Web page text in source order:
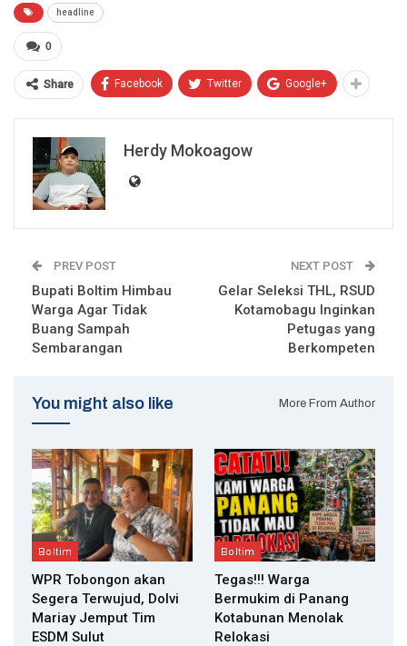
headline
0
Share Facebook Twitter Google+
Herdy Mokoagow
PREV POST
Bupati Boltim Himbau
Warga Agar Tidak
Buang Sampah
Sembarangan
NEXT POST
Gelar Seleksi THL, RSUD
Kotamobagu Inginkan
Petugas yang
Berkompeten
You might also like More From Author
Boltim
WPR Tobongon akan
Segera Terwujud, Dolvi
Mariay Jemput Tim
ESDM Sulut
Boltim
Tegas!!! Warga
Bermukim di Panang
Kotabunan Menolak
Relokasi